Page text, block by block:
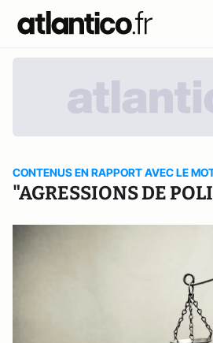
CONTENUS EN RAPPORT AVEC LE
"AGRESSIONS DE